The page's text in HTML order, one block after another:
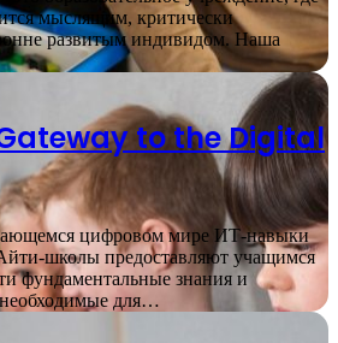
мыслящим, критически
развитым индивидом. Наша
to the Digital
цифровом мире ИТ-навыки
школы предоставляют учащимся
фундаментальные знания и
для…